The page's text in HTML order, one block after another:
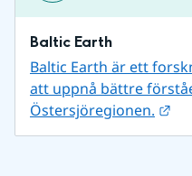
Baltic Earth
Baltic Earth är ett
att uppnå bättre
Östersjöregionen.